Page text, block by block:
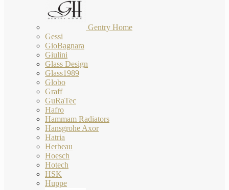
Gentry Home
Gessi
GioBagnara
Giulini
Glass Design
Glass1989
Globo
Graff
GuRaTec
Hafro
Hammam Radiators
Hansgrohe Axor
Hatria
Herbeau
Hoesch
Hotech
HSK
Huppe